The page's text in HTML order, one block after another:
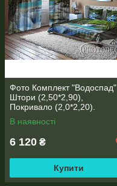
Фото Комплект "Водоспад"
Штори (2,50*2,90),
Покривало (2,0*2,20).
Читаємо опис!
В наявності
6 120 ₴
Купити